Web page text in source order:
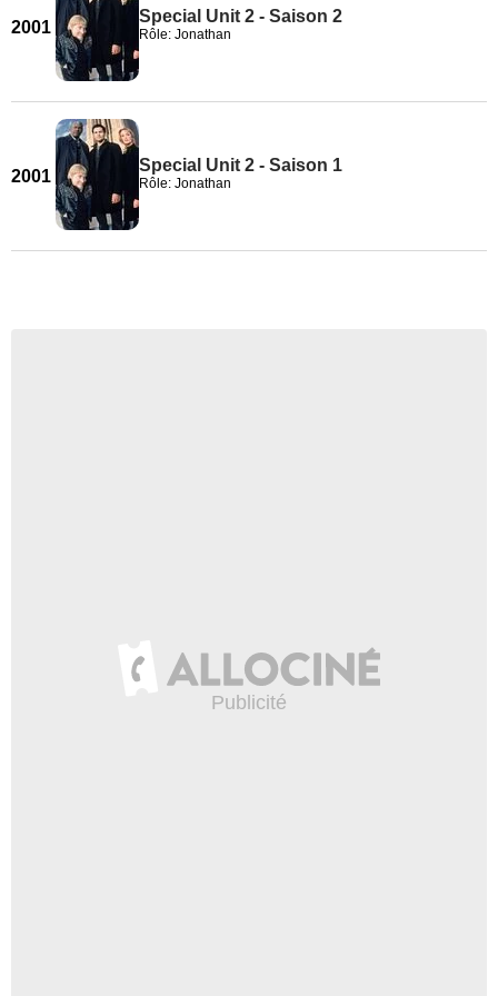
2001
Special Unit 2 - Saison 2
Rôle: Jonathan
2001
Special Unit 2 - Saison 1
Rôle: Jonathan